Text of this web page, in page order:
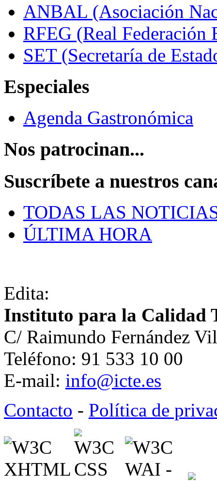
ANBAL (Asociación
RFEG (Real Federación
SET (Secretaría de
Especiales
Agenda Gastronómica
Nos patrocinan...
Suscríbete a nuestros
TODAS LAS
ÚLTIMA HORA
Edita:
Instituto para la Calidad
C/ Raimundo Fernández
Teléfono: 91 533 10 00
E-mail: info@icte.es
Contacto - Política de